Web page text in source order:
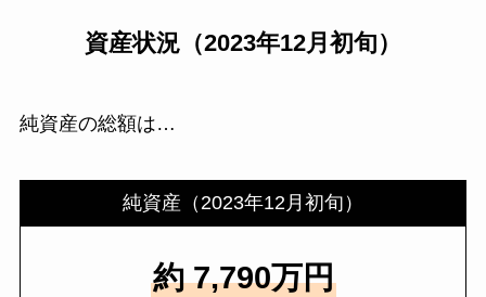
資産状況（2023年12月初旬）
純資産の総額は…
純資産（2023年12月初旬）
約 7,790万円